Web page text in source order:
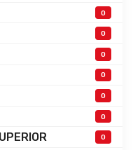
0
0
0
0
0
0
0